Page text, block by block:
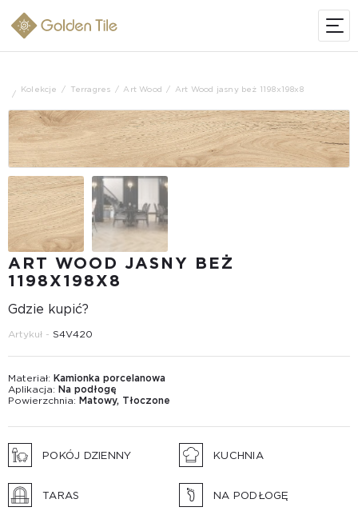
Kolekcje Terragres Art Wood Art Wood jasny beż 1198х198x8
ART WOOD JASNY BEŻ
1198Х198X8
Gdzie kupić?
Artykuł - S4V420
Materiał: Kamionka porcelanowa
Aplikacja: Na podłogę
Powierzchnia: Matowy, Tłoczone
POKÓJ DZIENNY KUCHNIA
TARAS NA PODŁOGĘ